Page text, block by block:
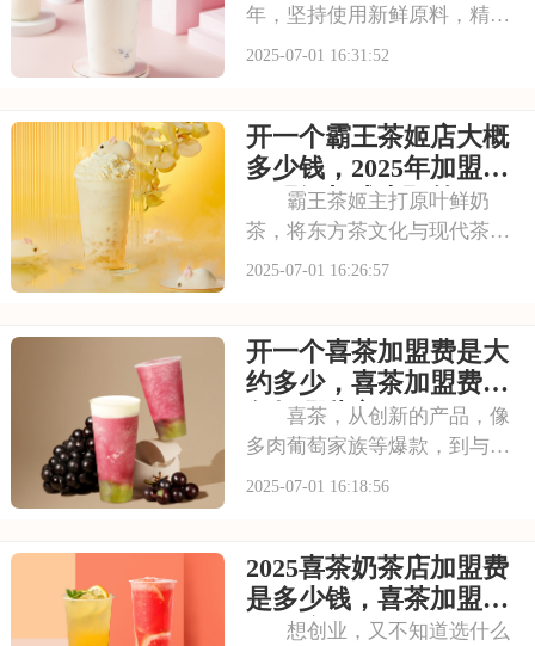
年，坚持使用新鲜原料，精心
调配每一杯饮品，以稳定的品
力，不少投资者想加盟。那
么，加盟古茗的费用情况如何
呢？下面就来看看古茗
2025-07-01 16:31:52
开一个霸王茶姬店大概
多少钱，2025年加盟费
用明细与成本预算
霸王茶姬主打原叶鲜奶
茶，将东方茶文化与现代茶饮
巧妙结合。以“原叶鲜奶茶”为
茶饮市场脱颖而出。不少投资
者被其吸引，以下是开一个霸
王茶姬店大概多少钱，
2025-07-01 16:26:57
开一个喜茶加盟费是大
约多少，喜茶加盟费用
包括哪些方面
喜茶，从创新的产品，像
多肉葡萄家族等爆款，到与知
名品牌跨界联名提升影响力，
是大约多少，喜茶加盟费用包
括哪些方面的具体分析！希望
能为您提供参考~
2025-07-01 16:18:56
2025喜茶奶茶店加盟费
是多少钱，喜茶加盟的
具体流程是什么
想创业，又不知道选什么